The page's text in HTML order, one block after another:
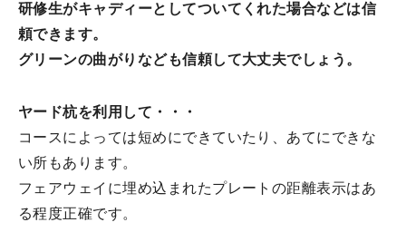
研修生がキャディーとしてついてくれた場合などは信
頼できます。
グリーンの曲がりなども信頼して大丈夫でしょう。
ヤード杭を利用して・・・
コースによっては短めにできていたり、あてにできな
い所もあります。
フェアウェイに埋め込まれたプレートの距離表示はあ
る程度正確です。